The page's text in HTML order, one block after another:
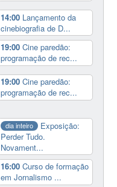
14:00 Lançamento da
cinebiografia de D...
19:00Cine paredão:
programação de rec...
19:00Cine paredão:
programação de rec...
dia inteiro
Exposição:
Perder Tudo.
Novament...
16:00Curso de formação
em Jornalismo ...